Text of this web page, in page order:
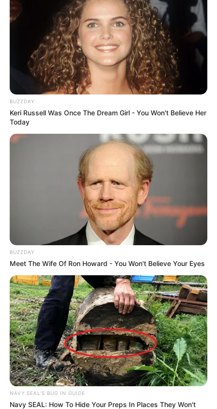
BUZZDAY
Keri Russell Was Once The Dream Girl - You Won't Believe Her
Today
BUZZDAY
Meet The Wife Of Ron Howard - You Won't Believe Your Eyes
NAVY SEAL'S BUG IN GUIDE
Navy SEAL: How To Hide Your Preps In Places They Won't